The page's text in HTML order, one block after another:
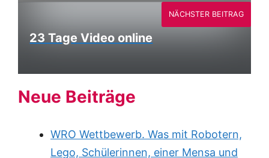
23 Tage Video online
NÄCHSTER BEITRAG
Neue Beiträge
WRO Wettbewerb. Was mit Robotern,
Lego, Schülerinnen, einer Mensa und